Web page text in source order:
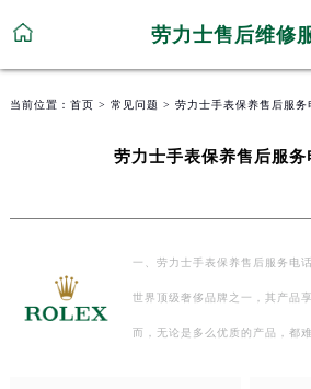
劳力士售后维修
当前位置： 首页 > 常见问题 > 劳力士手表保养售后服务
劳力士手表保养售后服务
一、劳力士手表保养售后服务电
世界顶级奢侈品牌之一，其产品
而，无论是多么优质的产品，都